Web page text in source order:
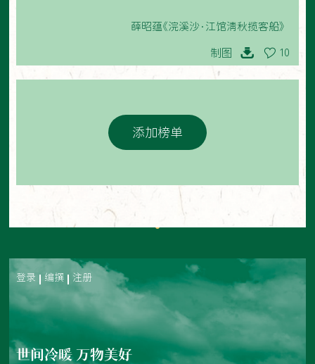
薛昭蕴《浣溪沙·江馆清秋揽客船》
制图 10
添加榜单
登录 编撰 注册
世间冷暖 万物美好